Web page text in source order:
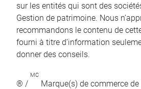
sur les entités qui sont des
Gestion de patrimoine. Nous
recommandons le contenu de
fourni à titre d’information
donner des conseils.
® /
MC
Marque(s) de commerce